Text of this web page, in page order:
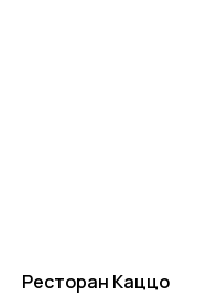
Ресторан Каццо